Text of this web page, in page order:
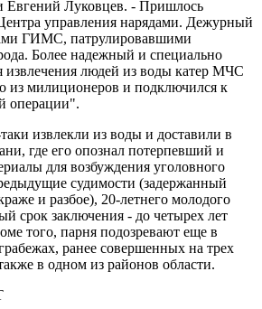
Евгений Луковцев. - Пришлось
управления нарядами. Дежурный
ГИМС, патрулировавшими
Более надежный и специально
извлечения людей из воды катер МЧС
из милиционеров и подключился к
операции".
извлекли из воды и доставили в
где его опознал потерпевший и
для возбуждения уголовного
судимости (задержанный
и разбое), 20-летнего молодого
срок заключения - до четырех лет
того, парня подозревают еще в
ранее совершенных на трех
в одном из районов области.